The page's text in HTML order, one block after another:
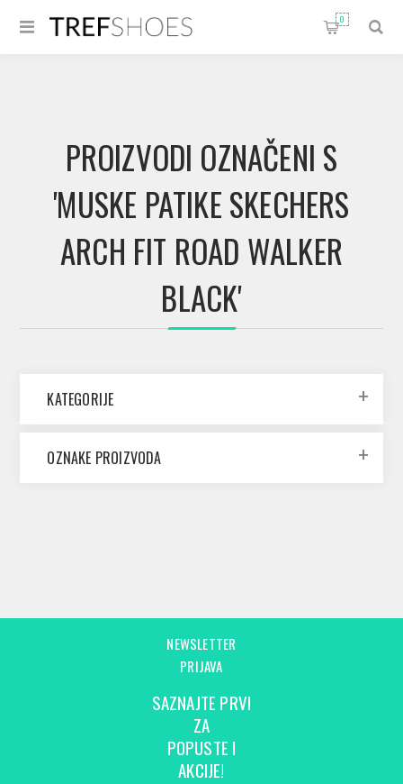
0
PROIZVODI OZNAČENI S
'MUSKE PATIKE SKECHERS
ARCH FIT ROAD WALKER
BLACK'
KATEGORIJE
OZNAKE PROIZVODA
NEWSLETTER
PRIJAVA
SAZNAJTE PRVI
ZA
POPUSTE I
AKCIJE!